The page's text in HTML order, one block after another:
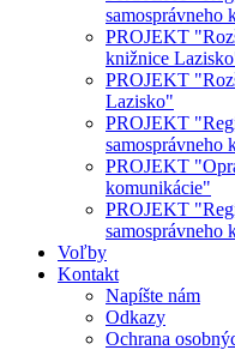
samosprávneho
PROJEKT
knižnice
PROJEKT
Lazisko"
PROJEKT
samosprávneho
PROJEKT
komunikácie"
PROJEKT
samosprávneho
Voľby
Kontakt
Napíšte nám
Odkazy
Ochrana